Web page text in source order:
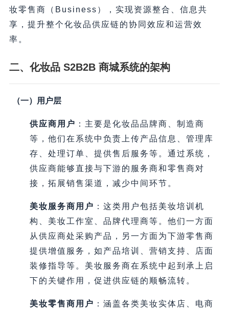
妆零售商（Business），实现资源整合、信息共
享，提升整个化妆品供应链的协同效应和运营效
率。
二、化妆品 S2B2B 商城系统的架构
（一）用户层
供应商用户 ：主要是化妆品品牌商、制造商
等，他们在系统中负责上传产品信息、管理库
存、处理订单、提供售后服务等。通过系统，
供应商能够直接与下游的服务商和零售商对
接，拓展销售渠道，减少中间环节。
美妆服务商用户 ：这类用户包括美妆培训机
构、美妆工作室、品牌代理商等。他们一方面
从供应商处采购产品，另一方面为下游零售商
提供增值服务，如产品培训、营销支持、店面
装修指导等。美妆服务商在系统中起到承上启
下的关键作用，促进供应链的顺畅流转。
美妆零售商用户 ：涵盖各类美妆实体店、电商